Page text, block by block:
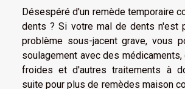
Désespéré d'un remède temporaire
dents ? Si votre mal de dents n'est
problème sous-jacent grave, vous
soulagement avec des
froides et d'autres traitements à
suite pour plus de remèdes maison